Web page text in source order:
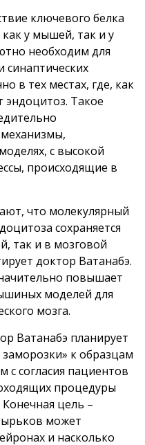
ключевого белка
у мышей, так и у
необходим для
синаптических
в тех местах, где, как
эндоцитоз. Такое
с высокой
происходящие в
что молекулярный
сохраняется
так и в мозговой
доктор Ватанабэ.
повышает
моделей для
мозга.
Ватанабэ планирует
к образцам
с согласия пациентов
процедуры
цель –
может
и насколько